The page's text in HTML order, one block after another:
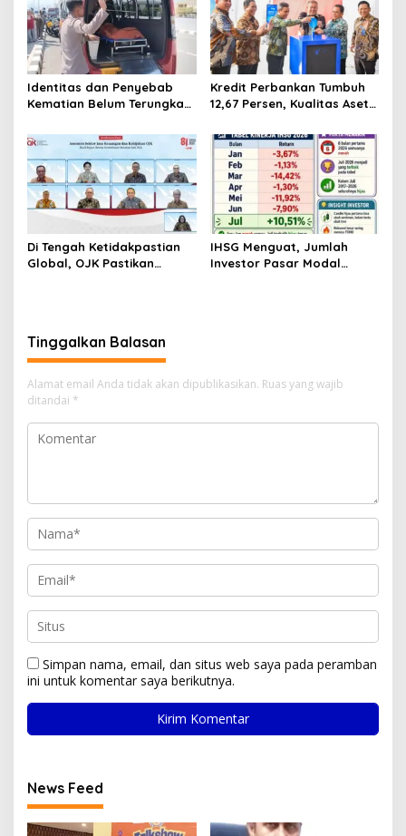
Identitas dan Penyebab
Kematian Belum Terungkap,
Ditemukan Mengapung di
Pantai Lere Palu, Kondisi
Tubuh Sudah Terurai
Dicabik Buaya
Kredit Perbankan Tumbuh
12,67 Persen, Kualitas Aset
Tetap Kokoh Juni 2026
Di Tengah Ketidakpastian
Global, OJK Pastikan
IHSG Menguat, Jumlah
Investor Pasar Modal
Tinggalkan Balasan
Alamat email Anda tidak akan dipublikasikan. Ruas yang wajib
ditandai *
Simpan nama, email, dan situs web saya pada peramban
ini untuk komentar saya berikutnya.
News Feed